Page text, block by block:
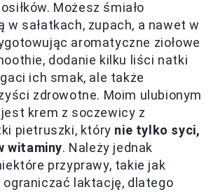
Możesz śmiało
w sałatkach, zupach, a nawet w
aromatyczne ziołowe
dodanie kilku liści natki
ich smak, ale także
zdrowotne. Moim ulubionym
krem z soczewicy z
pietruszki, który nie tylko syci,
witaminy. Należy jednak
przyprawy, takie jak
ograniczać laktację, dlatego